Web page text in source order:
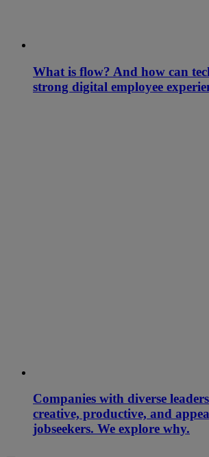
What is flow? And how can
strong digital employee
Companies with diverse
creative, productive, and
jobseekers. We explore why.